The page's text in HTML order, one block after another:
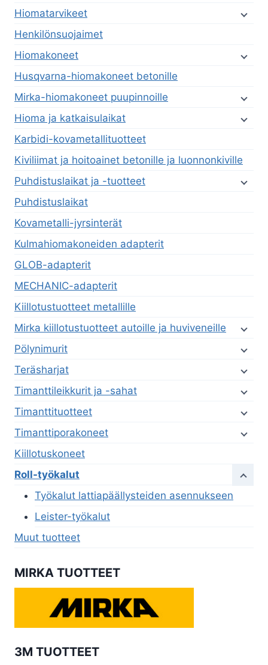
Hiomatarvikeet
Henkilönsuojaimet
Hiomakoneet
Husqvarna-hiomakoneet betonille
Mirka-hiomakoneet puupinnoille
Hioma ja katkaisulaikat
Karbidi-kovametallituotteet
Kiviliimat ja hoitoainet betonille ja luonnonkiville
Puhdistuslaikat ja -tuotteet
Puhdistuslaikat
Kovametalli-jyrsinterät
Kulmahiomakoneiden adapterit
GLOB-adapterit
MECHANIC-adapterit
Kiillotustuotteet metallille
Mirka kiillotustuotteet autoille ja huviveneille
Pölynimurit
Teräsharjat
Timanttileikkurit ja -sahat
Timanttituotteet
Timanttiporakoneet
Kiillotuskoneet
Roll-työkalut
Työkalut lattiapäällysteiden asennukseen
Leister-työkalut
Muut tuotteet
MIRKA TUOTTEET
3M TUOTTEET